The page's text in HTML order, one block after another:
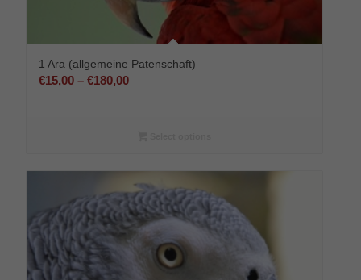
1 Ara (allgemeine Patenschaft)
€15,00 –€180,00Preisspanne: